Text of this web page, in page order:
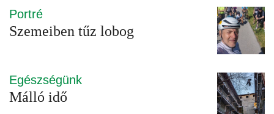
Portré
Szemeiben tűz lobog
Egészségünk
Málló idő